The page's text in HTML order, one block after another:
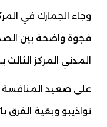
فجوة واضحة بين
المدني المركز الثالث بـ 39 نقطة.
على صعيد المنافسة
نواذيبو وبقية الفرق